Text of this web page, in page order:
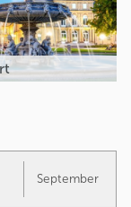
September